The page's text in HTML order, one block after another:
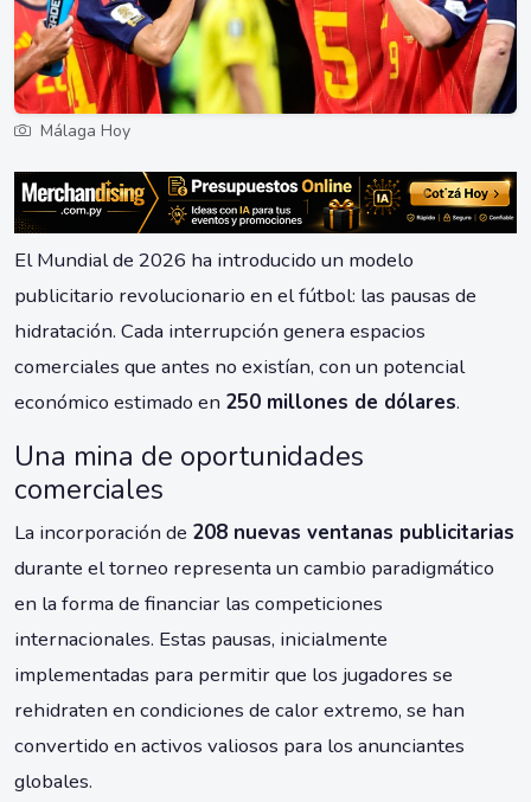
Málaga Hoy
El Mundial de 2026 ha introducido un modelo
publicitario revolucionario en el fútbol: las pausas de
hidratación. Cada interrupción genera espacios
comerciales que antes no existían, con un potencial
económico estimado en 250 millones de dólares.
Una mina de oportunidades
comerciales
La incorporación de 208 nuevas ventanas publicitarias
durante el torneo representa un cambio paradigmático
en la forma de financiar las competiciones
internacionales. Estas pausas, inicialmente
implementadas para permitir que los jugadores se
rehidraten en condiciones de calor extremo, se han
convertido en activos valiosos para los anunciantes
globales.